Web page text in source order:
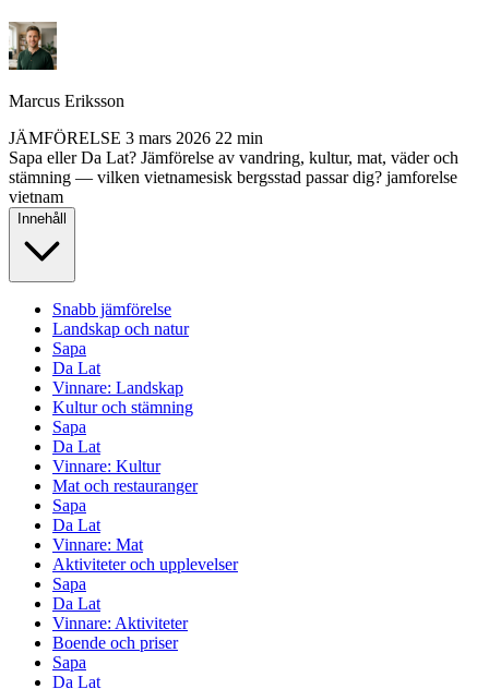
Marcus Eriksson
JÄMFÖRELSE 3 mars 2026 22 min
Sapa eller Da Lat? Jämförelse av vandring, kultur, mat, väder och
stämning — vilken vietnamesisk bergsstad passar dig? jamforelse
vietnam
Innehåll
Snabb jämförelse
Landskap och natur
Sapa
Da Lat
Vinnare: Landskap
Kultur och stämning
Sapa
Da Lat
Vinnare: Kultur
Mat och restauranger
Sapa
Da Lat
Vinnare: Mat
Aktiviteter och upplevelser
Sapa
Da Lat
Vinnare: Aktiviteter
Boende och priser
Sapa
Da Lat